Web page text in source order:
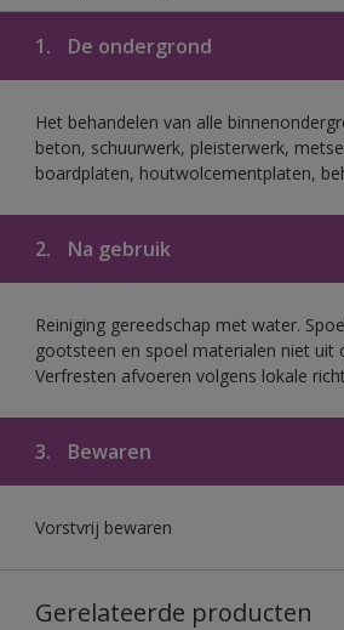
1. De ondergrond
Het behandelen van alle
beton, schuurwerk, pleisterwerk,
boardplaten, houtwolcementplaten,
2. Na gebruik
Reiniging gereedschap met water.
gootsteen en spoel materialen niet uit
Verfresten afvoeren volgens lokale
3. Bewaren
Vorstvrij bewaren
Gerelateerde producten